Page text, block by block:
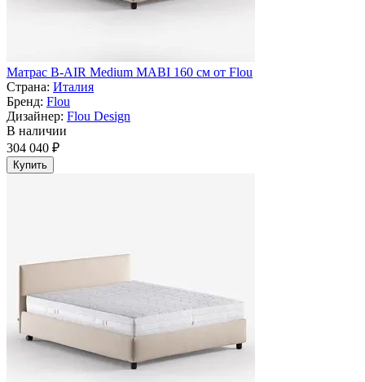
Матрас B-AIR Medium MABI 160 см от Flou
Страна: Италия
Бренд: Flou
Дизайнер: Flou Design
В наличии
304 040 ₽
Купить